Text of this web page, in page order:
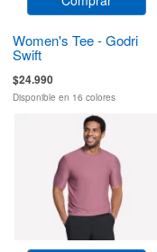
Women's Tee - Godri
Swift
$24.990
Disponible en 16 colores